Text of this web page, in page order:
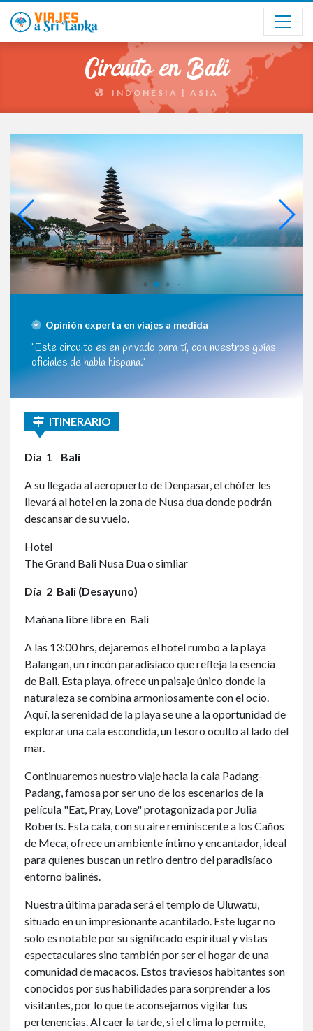
Circuito en Bali
INDONESIA | ASIA
Opinión experta en viajes a medida
"Este circuito es en privado para tí, con nuestros guías
oficiales de habla hispana."
ITINERARIO
Día 1 Bali
A su llegada al aeropuerto de Denpasar, el chófer les
llevará al hotel en la zona de Nusa dua donde podrán
descansar de su vuelo.
Hotel
The Grand Bali Nusa Dua o simliar
Día 2 Bali (Desayuno)
Mañana libre libre en Bali
A las 13:00 hrs, dejaremos el hotel rumbo a la playa
Balangan, un rincón paradisíaco que refleja la esencia
de Bali. Esta playa, ofrece un paisaje único donde la
naturaleza se combina armoniosamente con el ocio.
Aquí, la serenidad de la playa se une a la oportunidad de
explorar una cala escondida, un tesoro oculto al lado del
mar.
Continuaremos nuestro viaje hacia la cala Padang-
Padang, famosa por ser uno de los escenarios de la
película "Eat, Pray, Love" protagonizada por Julia
Roberts. Esta cala, con su aire reminiscente a los Caños
de Meca, ofrece un ambiente íntimo y encantador, ideal
para quienes buscan un retiro dentro del paradisíaco
entorno balinés.
Nuestra última parada será el templo de Uluwatu,
situado en un impresionante acantilado. Este lugar no
solo es notable por su significado espiritual y vistas
espectaculares sino también por ser el hogar de una
comunidad de macacos. Estos traviesos habitantes son
conocidos por sus habilidades para sorprender a los
visitantes, por lo que te aconsejamos vigilar tus
pertenencias. Al caer la tarde, si el clima lo permite,